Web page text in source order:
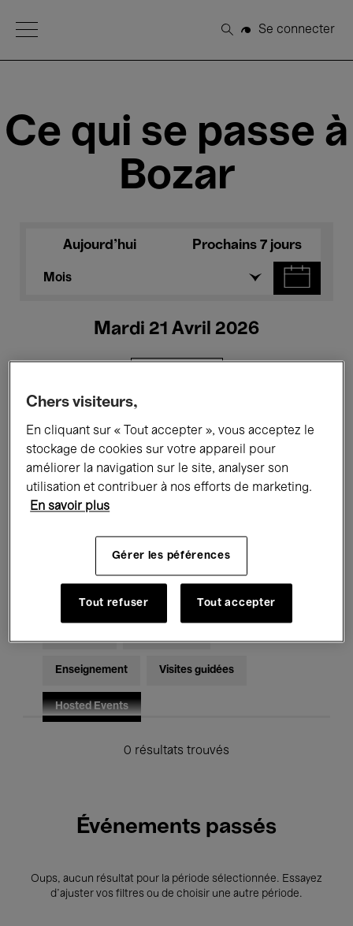
Open Menu
Rechercher
Se connecter
Ce qui se passe à
Bozar
Aujourd'hui Prochains 7 jours
Mois
Mardi 21 Avril 2026
Tous les événements Concerts
Expositions Performances
Rencontres & Débats
Musique classique Global Music
Enseignement Visites guidées
Hosted Events
0 résultats trouvés
Événements passés
Oups, aucun résultat pour la période sélectionnée. Essayez
d’ajuster vos filtres ou de choisir une autre période.
Chers visiteurs,
En cliquant sur « Tout accepter », vous acceptez le
stockage de cookies sur votre appareil pour
améliorer la navigation sur le site, analyser son
utilisation et contribuer à nos efforts de marketing.
En savoir plus
Gérer les péférences
Tout refuser Tout accepter